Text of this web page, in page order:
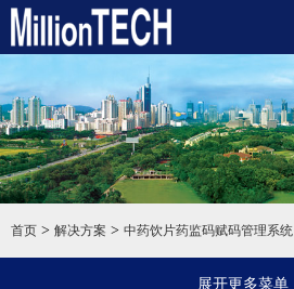
首页 > 解决方案 > 中药饮片药监码赋码管理系统
展开更多菜单